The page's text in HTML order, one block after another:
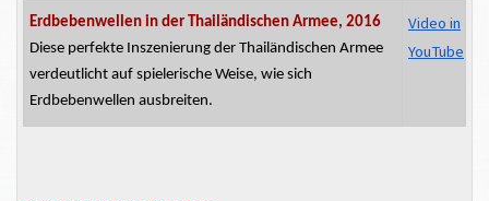
Erdbebenwellen in der Thailändischen Armee, 2016
Diese perfekte Inszenierung der Thailändischen Armee
verdeutlicht auf spielerische Weise, wie sich
Erdbebenwellen ausbreiten.
Video in
YouTube